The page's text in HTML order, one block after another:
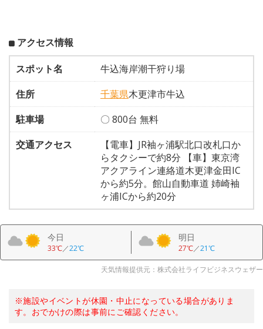
アクセス情報
スポット名
牛込海岸潮干狩り場
住所
千葉県木更津市牛込
駐車場
〇 800台 無料
交通アクセス
【電車】JR袖ヶ浦駅北口改札口か
らタクシーで約8分 【車】東京湾
アクアライン連絡道木更津金田IC
から約5分。館山自動車道 姉崎袖
ヶ浦ICから約20分
今日
33℃／22℃
明日
27℃／21℃
天気情報提供元：株式会社ライフビジネスウェザー
※施設やイベントが休園・中止になっている場合がありま
す。おでかけの際は事前にご確認ください。